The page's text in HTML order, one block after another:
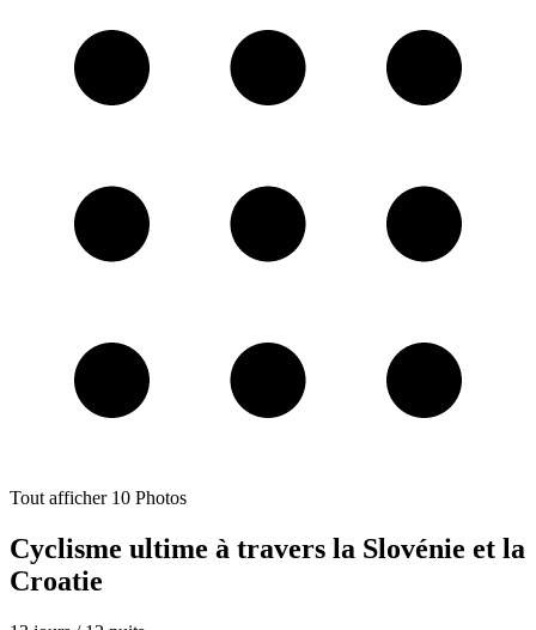
Tout afficher 10 Photos
Cyclisme ultime à travers la Slovénie et la
Croatie